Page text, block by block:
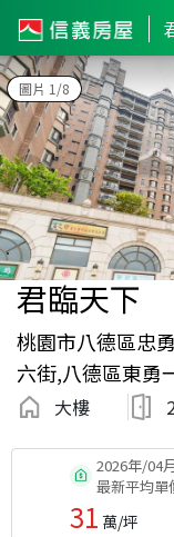
圖片 1/8
君臨天下
桃園市八德區忠
六街,八德區東勇
大樓
2026年/04
最新平均單
31 萬/坪